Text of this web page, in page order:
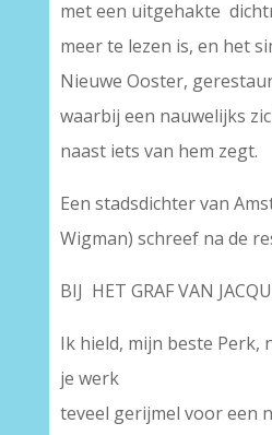
met een uitgehakte
meer te lezen is, en het
Nieuwe Ooster,
waarbij een nauwelijks
naast iets van hem zegt.
Een stadsdichter van
Wigman) schreef na de
BIJ HET GRAF VAN
Ik hield, mijn beste Perk,
je werk
teveel gerijmel voor een